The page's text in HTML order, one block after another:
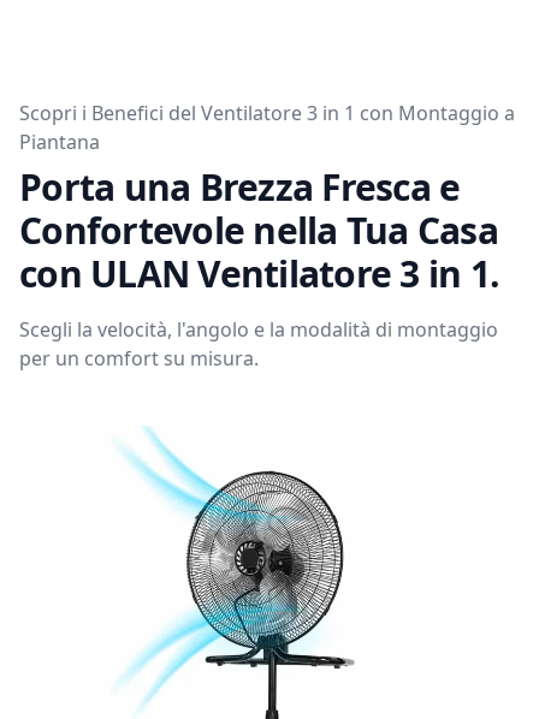
Scopri i Benefici del Ventilatore 3 in 1 con Montaggio a
Piantana
Porta una Brezza Fresca e
Confortevole nella Tua Casa
con ULAN Ventilatore 3 in 1.
Scegli la velocità, l'angolo e la modalità di montaggio
per un comfort su misura.